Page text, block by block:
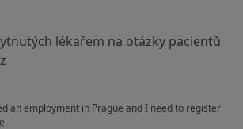
lékařem na otázky pacientů
an employment in Prague and I need to register